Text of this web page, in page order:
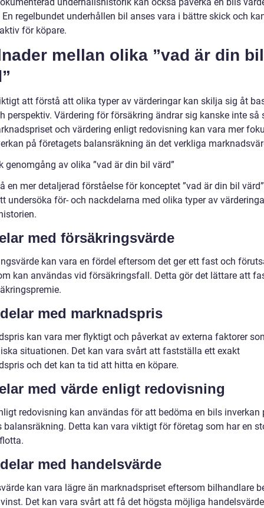
underhållshistorik kan också påverka en bils
regelbundet underhållen bil anses vara i bättre skick och
för köpare.
mellan olika ”vad är din bil
att förstå att olika typer av värderingar kan skilja sig åt
perspektiv. Värdering för försäkring ändrar sig kanske inte så
och värdering enligt redovisning kan vara mer
på företagets balansräkning än det verkliga
genomgång av olika ”vad är din bil värd”
en mer detaljerad förståelse för konceptet ”vad är din bil
undersöka för- och nackdelarna med olika typer av
med försäkringsvärde
kan vara en fördel eftersom det ger ett fast och
kan användas vid försäkringsfall. Detta gör det lättare att
med marknadspris
kan vara mer flyktigt och påverkat av externa faktorer
situationen. Det kan vara svårt att fastställa ett exakt
och det kan ta tid att hitta en köpare.
med värde enligt redovisning
redovisning kan användas för att bedöma en bils inverkan
balansräkning. Detta kan vara viktigt för företag som har en
med handelsvärde
kan vara lägre än marknadspriset eftersom bilhandlare
Det kan vara svårt att få det högsta möjliga